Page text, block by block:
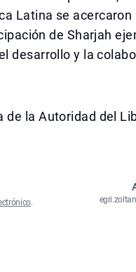
Latina se acercaron
de Sharjah
desarrollo y la
la Autoridad del
.